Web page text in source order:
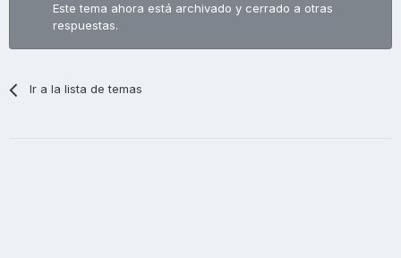
Este tema ahora está archivado y cerrado a otras
respuestas.
Ir a la lista de temas